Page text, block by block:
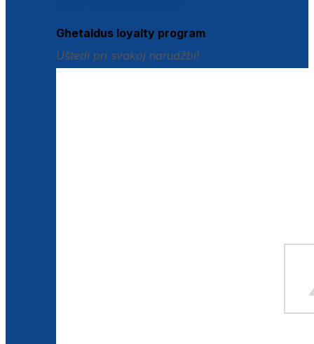
Ghetaldus loyalty program
Uštedi pri svakoj narudžbi!